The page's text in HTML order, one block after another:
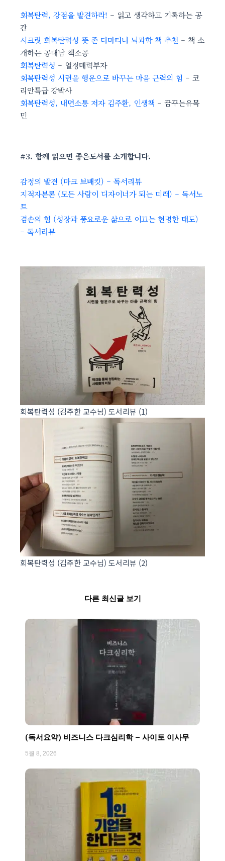
회복탄력, 강점을 발견하라! – 읽고 생각하고 기록하는 공
간
시크릿 회복탄력성 뜻 존 디마티니 뇌과학 책 추천 – 책 소
개하는 공대남 책소공
회복탄력성 – 열정매력부자
회복탄력성 시련을 행운으로 바꾸는 마음 근력의 힘 – 코
리안특급 강박사
회복탄력성, 내면소통 저자 김주환, 인생책 – 꿈꾸는유목
민
#3. 함께 읽으면 좋은도서를 소개합니다.
감정의 발견 (마크 브배킷) – 독서리뷰
지적자본론 (모든 사람이 디자이너가 되는 미래) – 독서노
트
겸손의 힘 (성장과 풍요로운 삶으로 이끄는 현명한 태도)
– 독서리뷰
회복탄력성 (김주한 교수님) 도서리뷰 (1)
회복탄력성 (김주한 교수님) 도서리뷰 (2)
다른 최신글 보기
(독서요약) 비즈니스 다크심리학 – 사이토 이사무
5월 8, 2026